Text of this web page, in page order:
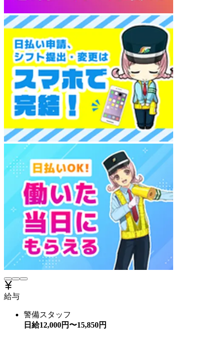
給与
警備スタッフ
日給12,000円〜15,850円